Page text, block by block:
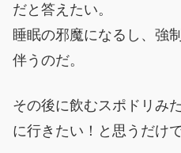
だと答えたい。
睡眠の邪魔になるし、強
伴うのだ。
その後に飲むスポドリみ
に行きたい！と思うだけ